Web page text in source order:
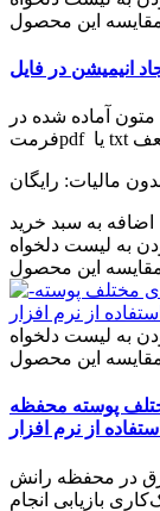
این محصول
آماده شده در
مالیات: رایگان
اضافه به سبد خرید
به لیست دلخواه
این محصول
به لیست دلخواه
این محصول
پوسته­ محفظه
در محفظه رانش